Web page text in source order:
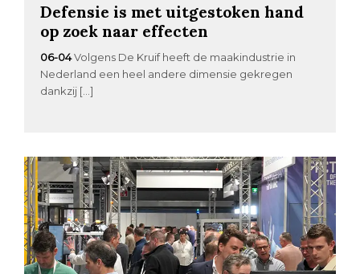
Defensie is met uitgestoken hand
op zoek naar effecten
06-04Volgens De Kruif heeft de maakindustrie in
Nederland een heel andere dimensie gekregen
dankzij […]